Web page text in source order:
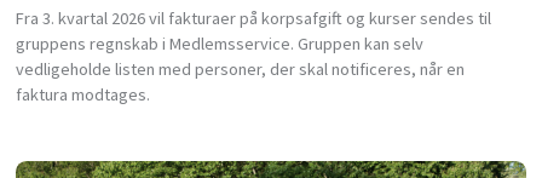
Fra 3. kvartal 2026 vil fakturaer på korpsafgift og kurser sendes til
gruppens regnskab i Medlemsservice. Gruppen kan selv
vedligeholde listen med personer, der skal notificeres, når en
faktura modtages.